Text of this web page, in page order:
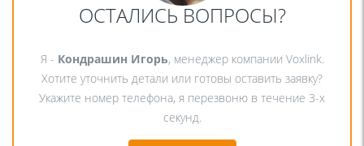
ОСТАЛИСЬ ВОПРОСЫ?
Я - Кондрашин Игорь, менеджер компании Voxlink.
Хотите уточнить детали или готовы оставить заявку?
Укажите номер телефона, я перезвоню в течение 3-х
секунд.